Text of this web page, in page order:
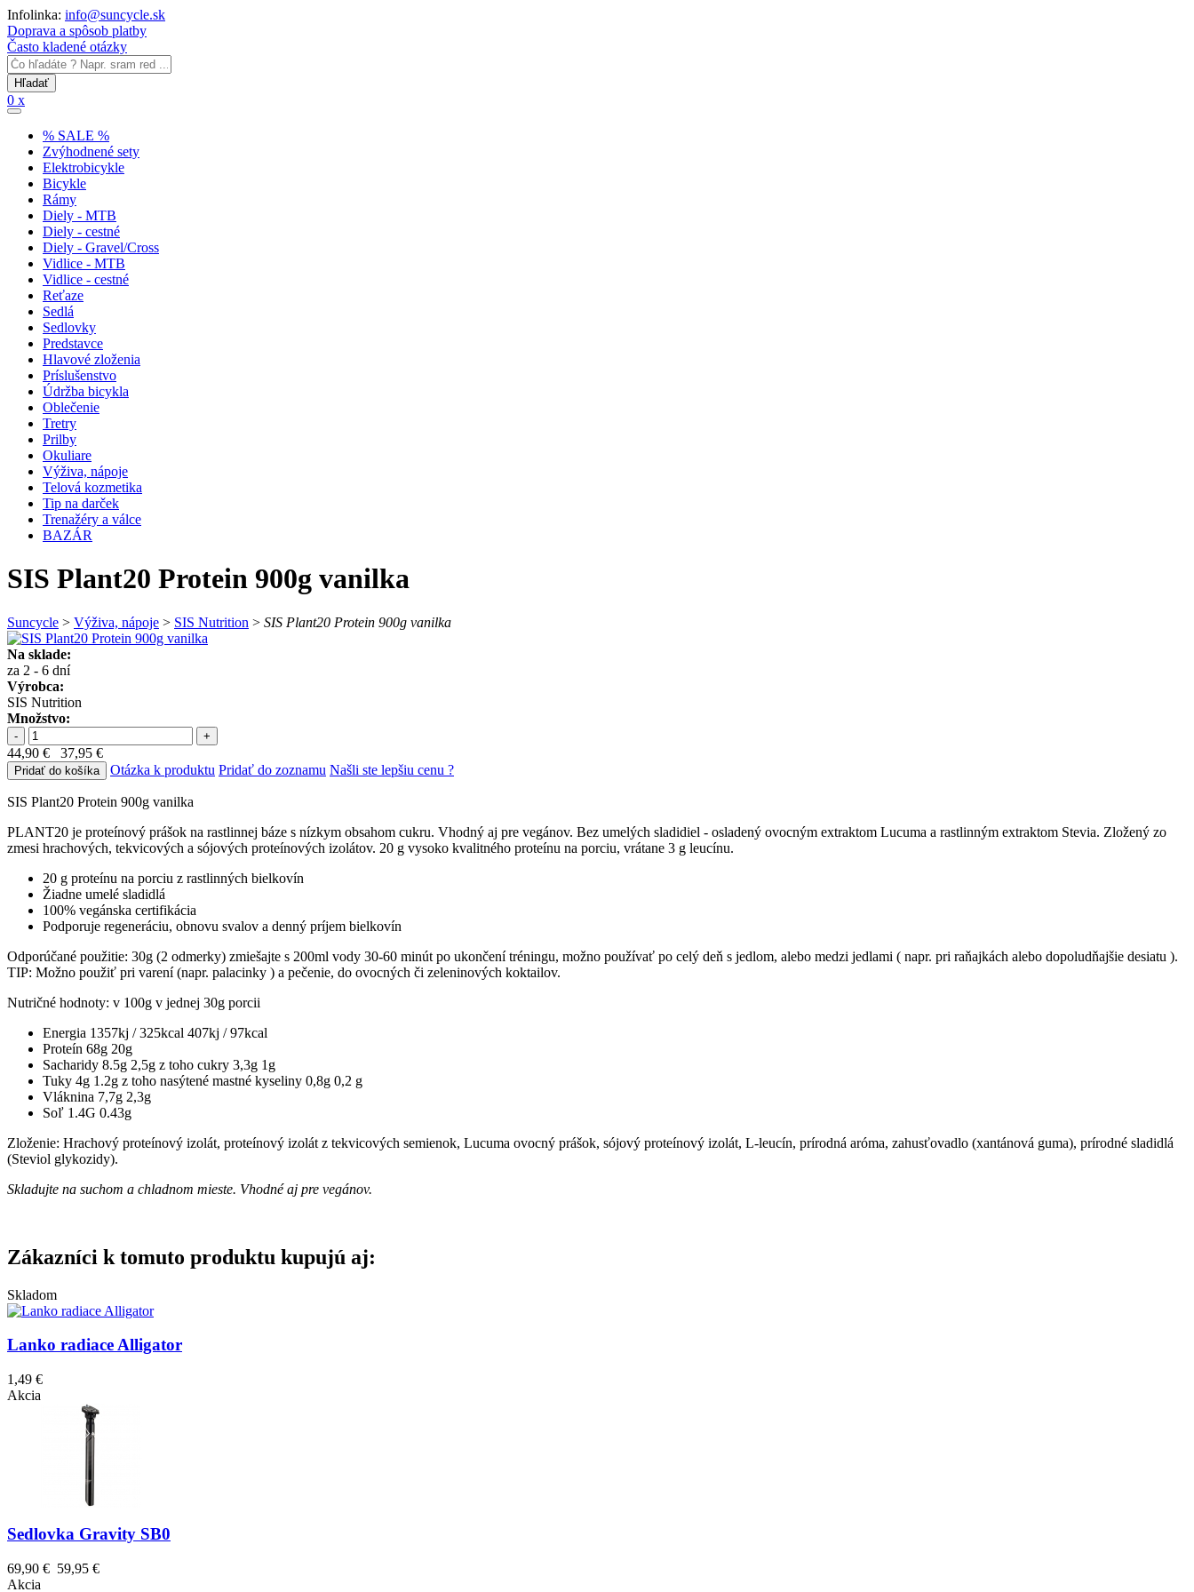
Infolinka: info@suncycle.sk
Doprava a spôsob platby
Často kladené otázky
0 x
% SALE %
Zvýhodnené sety
Elektrobicykle
Bicykle
Rámy
Diely - MTB
Diely - cestné
Diely - Gravel/Cross
Vidlice - MTB
Vidlice - cestné
Reťaze
Sedlá
Sedlovky
Predstavce
Hlavové zloženia
Príslušenstvo
Údržba bicykla
Oblečenie
Tretry
Prilby
Okuliare
Výživa, nápoje
Telová kozmetika
Tip na darček
Trenažéry a válce
BAZÁR
SIS Plant20 Protein 900g vanilka
Suncycle > Výživa, nápoje > SIS Nutrition > SIS Plant20 Protein 900g vanilka
Na sklade:
za 2 - 6 dní
Výrobca:
SIS Nutrition
Množstvo:
- +
44,90 € 37,95 €
Pridať do košíka Otázka k produktu Pridať do zoznamu Našli ste lepšiu cenu ?
SIS Plant20 Protein 900g vanilka
PLANT20 je proteínový prášok na rastlinnej báze s nízkym obsahom cukru. Vhodný aj pre vegánov. Bez umelých sladidiel - osladený ovocným extraktom Lucuma a rastlinným extraktom Stevia. Zložený zo
zmesi hrachových, tekvicových a sójových proteínových izolátov. 20 g vysoko kvalitného proteínu na porciu, vrátane 3 g leucínu.
20 g proteínu na porciu z rastlinných bielkovín
Žiadne umelé sladidlá
100% vegánska certifikácia
Podporuje regeneráciu, obnovu svalov a denný príjem bielkovín
Odporúčané použitie: 30g (2 odmerky) zmiešajte s 200ml vody 30-60 minút po ukončení tréningu, možno používať po celý deň s jedlom, alebo medzi jedlami ( napr. pri raňajkách alebo dopoludňajšie desiatu ).
TIP: Možno použiť pri varení (napr. palacinky ) a pečenie, do ovocných či zeleninových koktailov.
Nutričné ​​hodnoty: v 100g v jednej 30g porcii
Energia 1357kj / 325kcal 407kj / 97kcal
Proteín 68g 20g
Sacharidy 8.5g 2,5g z toho cukry 3,3g 1g
Tuky 4g 1.2g z toho nasýtené mastné kyseliny 0,8g 0,2 g
Vláknina 7,7g 2,3g
Soľ 1.4G 0.43g
Zloženie: Hrachový proteínový izolát, proteínový izolát z tekvicových semienok, Lucuma ovocný prášok, sójový proteínový izolát, L-leucín, prírodná aróma, zahusťovadlo (xantánová guma), prírodné sladidlá
(Steviol glykozidy).
Skladujte na suchom a chladnom mieste. Vhodné aj pre vegánov.
Zákazníci k tomuto produktu kupujú aj:
Skladom
Lanko radiace Alligator
1,49 €
Akcia
Sedlovka Gravity SB0
69,90 € 59,95 €
Akcia